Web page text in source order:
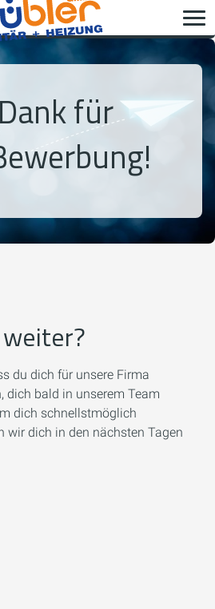
für
du dich für unsere Firma
dich bald in unserem Team
dich schnellstmöglich
wir dich in den nächsten Tagen